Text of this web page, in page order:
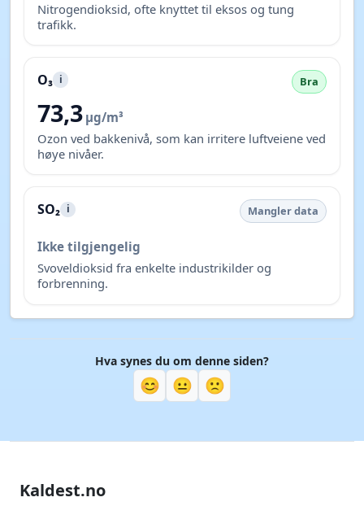
Nitrogendioksid, ofte knyttet til eksos og tung
trafikk.
O₃ i Bra
73,3 µg/m³
Ozon ved bakkenivå, som kan irritere luftveiene ved
høye nivåer.
SO₂ i Mangler data
Ikke tilgjengelig
Svoveldioksid fra enkelte industrikilder og
forbrenning.
Hva synes du om denne siden?
😊 😐 🙁
Kaldest.no